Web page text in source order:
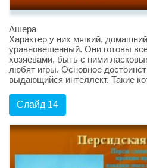
Ашера
Характер у них мягкий,
уравновешенный. Они готовы
хозяевами, быть с ними
любят игры. Основное
выдающийся интеллект. Такие
Слайд 14